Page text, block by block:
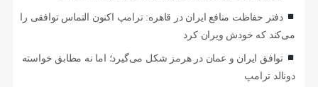
دفتر حفاظت منافع ایران در قاهره: ترامپ اکنون التماس توافقی را
می‌کند که خودش ویران کرد
توافق ایران و عمان در هرمز شکل می‌گیرد؛ اما نه مطابق خواسته
دونالد ترامپ